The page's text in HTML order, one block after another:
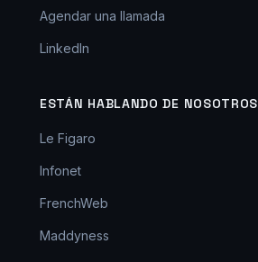
Agendar una llamada
LinkedIn
ESTÁN HABLANDO DE NOSOTROS
Le Figaro
Infonet
FrenchWeb
Maddyness